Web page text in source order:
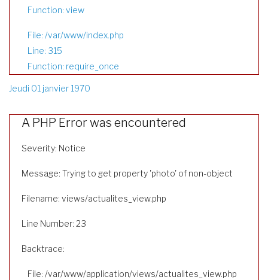
Function: view
File: /var/www/index.php
Line: 315
Function: require_once
Jeudi 01 janvier 1970
A PHP Error was encountered
Severity: Notice
Message: Trying to get property 'photo' of non-object
Filename: views/actualites_view.php
Line Number: 23
Backtrace:
File: /var/www/application/views/actualites_view.php